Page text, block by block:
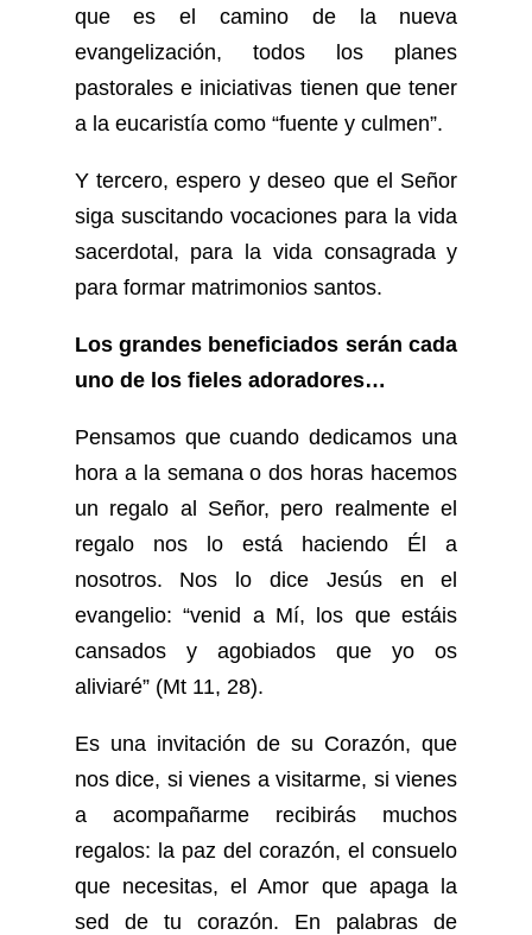
que es el camino de la nueva
evangelización, todos los planes
pastorales e iniciativas tienen que tener
a la eucaristía como “fuente y culmen”.
Y tercero, espero y deseo que el Señor
siga suscitando vocaciones para la vida
sacerdotal, para la vida consagrada y
para formar matrimonios santos.
Los grandes beneficiados serán cada
uno de los fieles adoradores…
Pensamos que cuando dedicamos una
hora a la semana o dos horas hacemos
un regalo al Señor, pero realmente el
regalo nos lo está haciendo Él a
nosotros. Nos lo dice Jesús en el
evangelio: “venid a Mí, los que estáis
cansados y agobiados que yo os
aliviaré” (Mt 11, 28).
Es una invitación de su Corazón, que
nos dice, si vienes a visitarme, si vienes
a acompañarme recibirás muchos
regalos: la paz del corazón, el consuelo
que necesitas, el Amor que apaga la
sed de tu corazón. En palabras de